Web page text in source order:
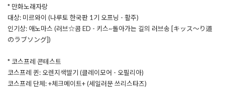
* 만화노래자랑
대상: 미르와이 (나루토 한국판 1기 오프닝 - 활주)
인기상: 애노마스 (러브☆콤 ED - 키스~돌아가는 길의 러브송 [キッス～り道
のラブソング])
* 코스프레 콘테스트
코스프레 퀸: 오렌지색딸기 (클레이모어 - 오필리아)
코스프레 단체: +체크메이트+ (세일러문 쓰리스타즈)